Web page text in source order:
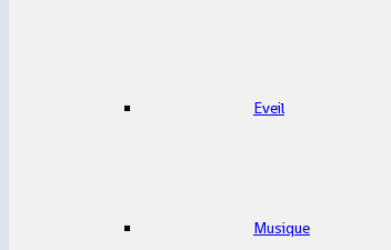
Eveil
Musique